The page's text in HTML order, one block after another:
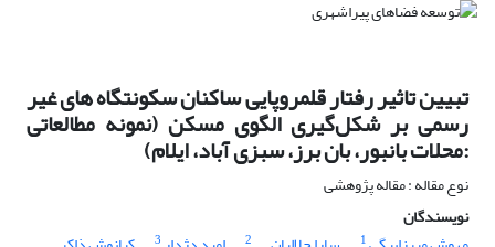
تبیین تاثیر رفتار قلمروپایی ساکنان سکونتگاه های غیر
رسمی بر شکل‌گیری الگوی مسکن (نمونه مطالعاتی
:محلات بانبور، بان برز، سبزی آباد، ایلام)
نوع مقاله : مقاله پژوهشی
نویسندگان
1
2
3